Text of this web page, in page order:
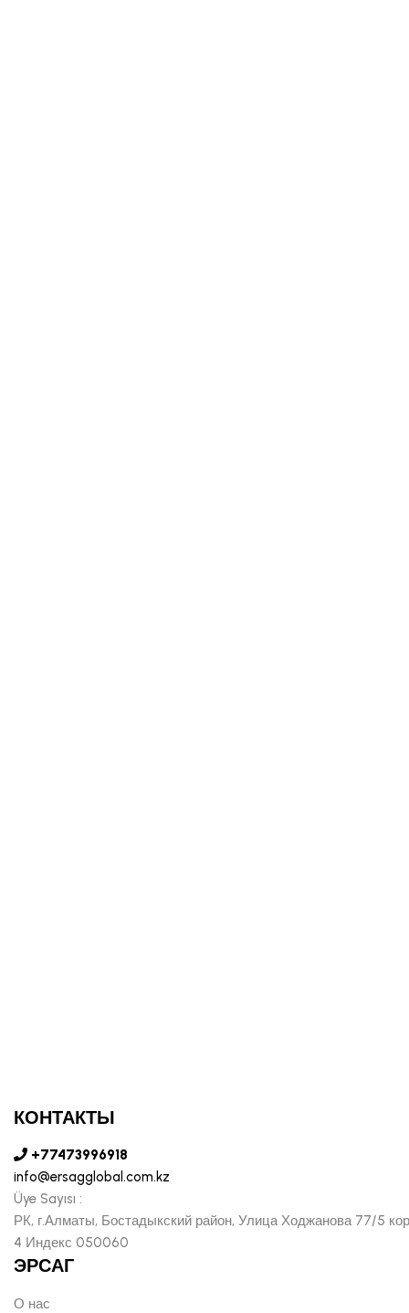
КОНТАКТЫ
+77473996918
info@ersagglobal.com.kz
Üye Sayısı :
РК, г.Алматы, Бостадыкский район, Улица Ходжанова 77/5
4 Индекс 050060
ЭРСАГ
О нас